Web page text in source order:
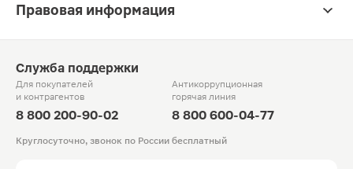
Правовая информация
Служба поддержки
Для покупателей
и контрагентов
8 800 200-90-02
Антикоррупционная
горячая линия
8 800 600-04-77
Круглосуточно, звонок по России бесплатный